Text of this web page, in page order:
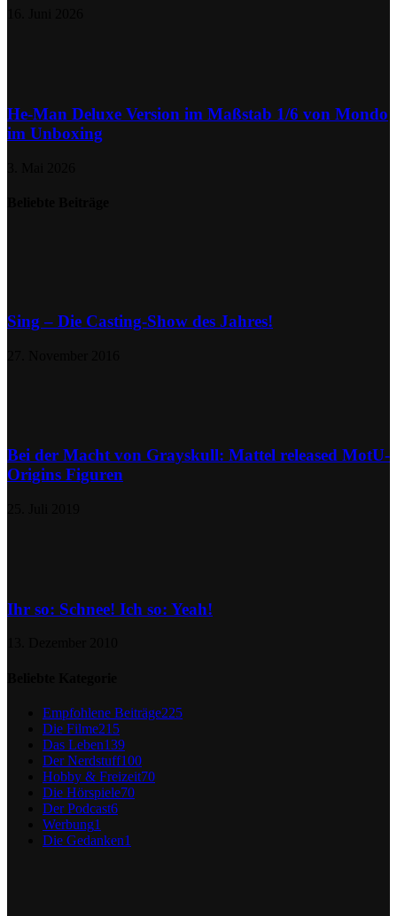
He-Man Deluxe Version im Maßstab 1/6 von Mondo
im Unboxing
Sing – Die Casting-Show des Jahres!
Bei der Macht von Grayskull: Mattel released MotU-
Origins Figuren
Ihr so: Schnee! Ich so: Yeah!
Empfohlene Beiträge225
Die Filme215
Das Leben139
Der Nerdstuff100
Hobby & Freizeit70
Die Hörspiele70
Der Podcast6
Werbung1
Die Gedanken1